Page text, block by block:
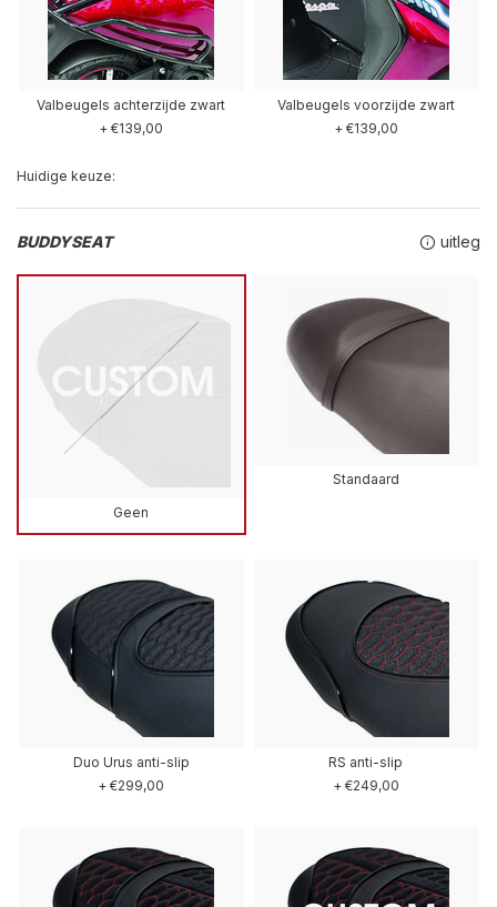
Valbeugels achterzijde zwart
+ €139,00
Valbeugels voorzijde zwart
+ €139,00
Huidige keuze:
BUDDYSEAT uitleg
Geen
Standaard
Duo Urus anti-slip
+ €299,00
RS anti-slip
+ €249,00